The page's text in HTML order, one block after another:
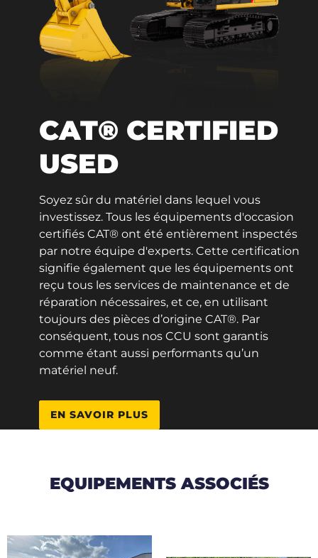
CAT® CERTIFIED
USED
Soyez sûr du matériel dans lequel vous
investissez. Tous les équipements d'occasion
certifiés CAT® ont été entièrement inspectés
par notre équipe d'experts. Cette certification
signifie également que les équipements ont
reçu tous les services de maintenance et de
réparation nécessaires, et ce, en utilisant
toujours des pièces d’origine CAT®. Par
conséquent, tous nos CCU sont garantis
comme étant aussi performants qu’un
matériel neuf.
EN SAVOIR PLUS
EQUIPEMENTS ASSOCIÉS